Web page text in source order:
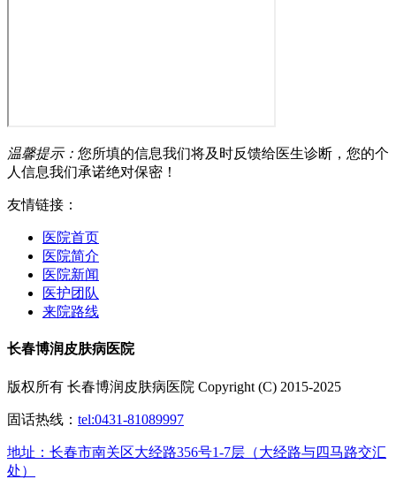
温馨提示： 您所填的信息我们将及时反馈给医生诊断，您的个
人信息我们承诺绝对保密！
友情链接：
医院首页
医院简介
医院新闻
医护团队
来院路线
长春博润皮肤病医院
版权所有 长春博润皮肤病医院 Copyright (C) 2015-2025
固话热线： tel:0431-81089997
地址：长春市南关区大经路356号1-7层（大经路与四马路交汇
处）